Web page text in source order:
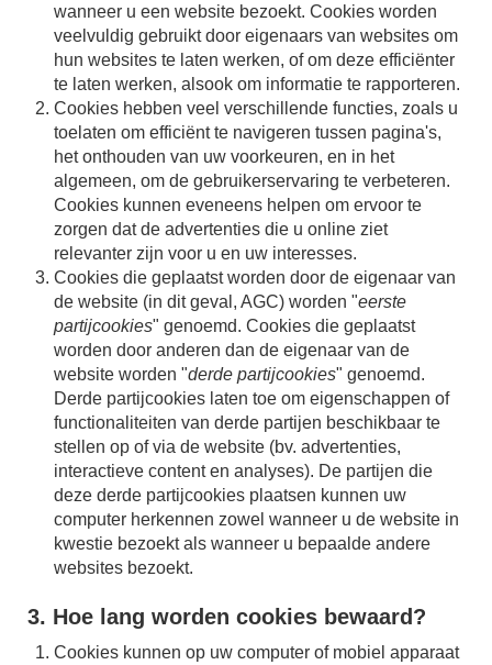
wanneer u een website bezoekt. Cookies worden
veelvuldig gebruikt door eigenaars van websites om
hun websites te laten werken, of om deze efficiënter
te laten werken, alsook om informatie te rapporteren.
Cookies hebben veel verschillende functies, zoals u
toelaten om efficiënt te navigeren tussen pagina's,
het onthouden van uw voorkeuren, en in het
algemeen, om de gebruikerservaring te verbeteren.
Cookies kunnen eveneens helpen om ervoor te
zorgen dat de advertenties die u online ziet
relevanter zijn voor u en uw interesses.
Cookies die geplaatst worden door de eigenaar van
de website (in dit geval, AGC) worden "eerste
partijcookies" genoemd. Cookies die geplaatst
worden door anderen dan de eigenaar van de
website worden "derde partijcookies" genoemd.
Derde partijcookies laten toe om eigenschappen of
functionaliteiten van derde partijen beschikbaar te
stellen op of via de website (bv. advertenties,
interactieve content en analyses). De partijen die
deze derde partijcookies plaatsen kunnen uw
computer herkennen zowel wanneer u de website in
kwestie bezoekt als wanneer u bepaalde andere
websites bezoekt.
3. Hoe lang worden cookies bewaard?
Cookies kunnen op uw computer of mobiel apparaat